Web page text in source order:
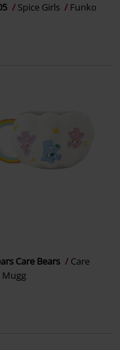
Spice Girls
Funko
Care Bears
Care
Mugg